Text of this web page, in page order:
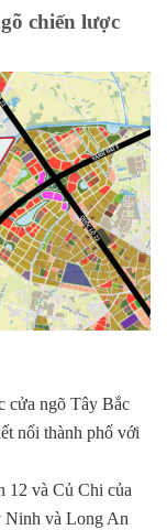
chiến lược
cửa ngõ Tây Bắc
nối thành phố với
12 và Củ Chi của
Ninh và Long An